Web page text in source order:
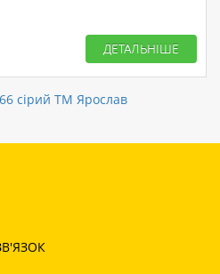
ДЕТАЛЬНІШЕ
сірий ТМ Ярослав